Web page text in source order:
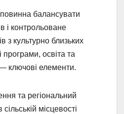
повинна балансувати
і контрольоване
з культурно близьких
програми, освіта та
ключові елементи.
та регіональний
місцевості